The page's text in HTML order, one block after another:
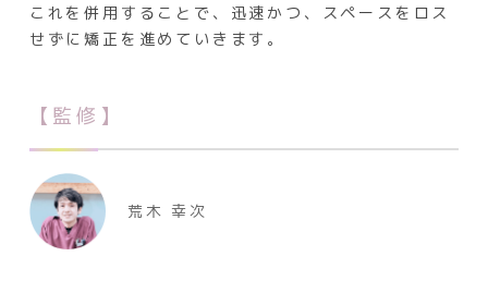
これを併用することで、迅速かつ、スペースをロス
せずに矯正を進めていきます。
【監修】
荒木 幸次